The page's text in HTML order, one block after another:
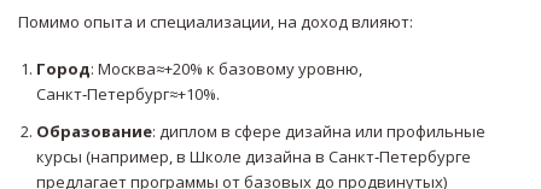
Помимо опыта и специализации, на доход влияют:
Город: Москва≈+20% к базовому уровню,
Санкт‑Петербург≈+10%.
Образование: диплом в сфере дизайна или профильные
курсы (например, в Школе дизайна в Санкт‑Петербурге
предлагает программы от базовых до продвинутых)